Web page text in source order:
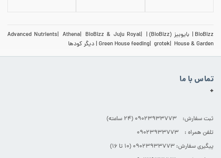
BioBizz بایوبیز (BioBizz) Advanced Nutrients Athena
BioBizz & Juju Royal
Green House feeding grotek House & Garden دیگر کودها
تماس با ما
+
ثبت سفارش: 09023933773 (۲۴ ساعته)
تلفن همراه : 09023933773
پیگیری سفارش: 09023933773 (۱۰ تا ۱۶)